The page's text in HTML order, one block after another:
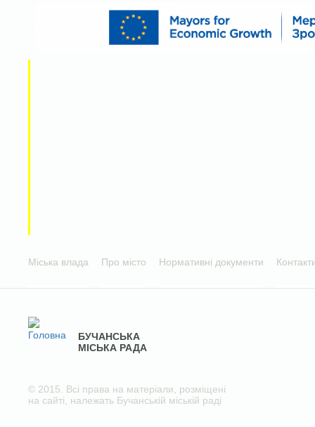
Міська влада Про місто Нормативні документи
БУЧАНСЬКА
МІСЬКА РАДА
© 2015. Всі права на матеріали, розміщені
на сайті, належать Бучанській міській раді